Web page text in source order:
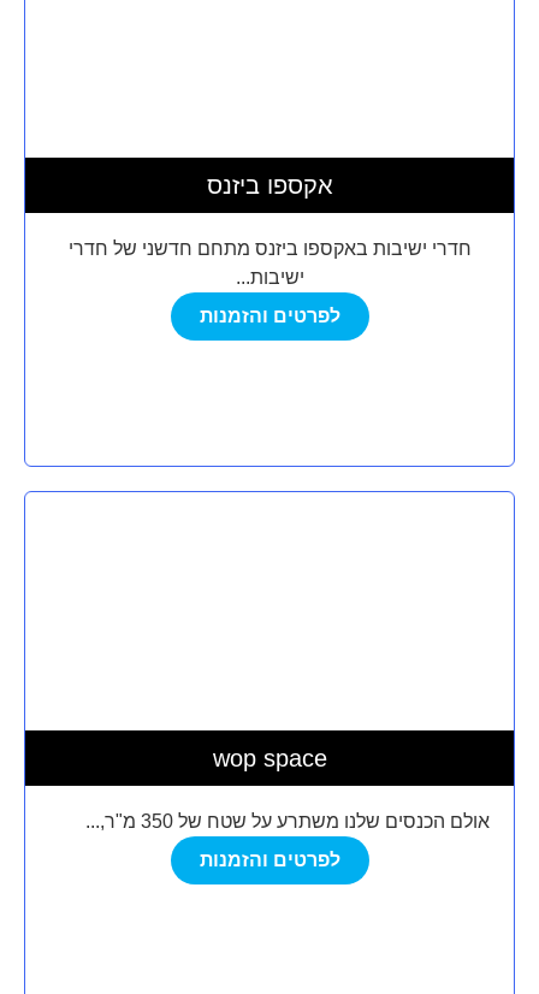
אקספו ביזנס
חדרי ישיבות באקספו ביזנס מתחם חדשני של חדרי
ישיבות...
לפרטים והזמנות
wop space
אולם הכנסים שלנו משתרע על שטח של 350 מ"ר,...
לפרטים והזמנות